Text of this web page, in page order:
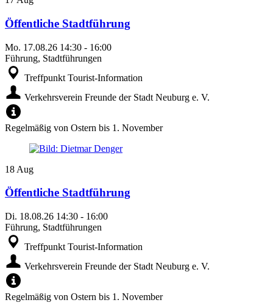
Öffentliche Stadtführung
Mo. 17.08.26 14:30 - 16:00
Führung, Stadtführungen
Treffpunkt Tourist-Information
Verkehrsverein Freunde der Stadt Neuburg e. V.
Regelmäßig von Ostern bis 1. November
18 Aug
Öffentliche Stadtführung
Di. 18.08.26 14:30 - 16:00
Führung, Stadtführungen
Treffpunkt Tourist-Information
Verkehrsverein Freunde der Stadt Neuburg e. V.
Regelmäßig von Ostern bis 1. November